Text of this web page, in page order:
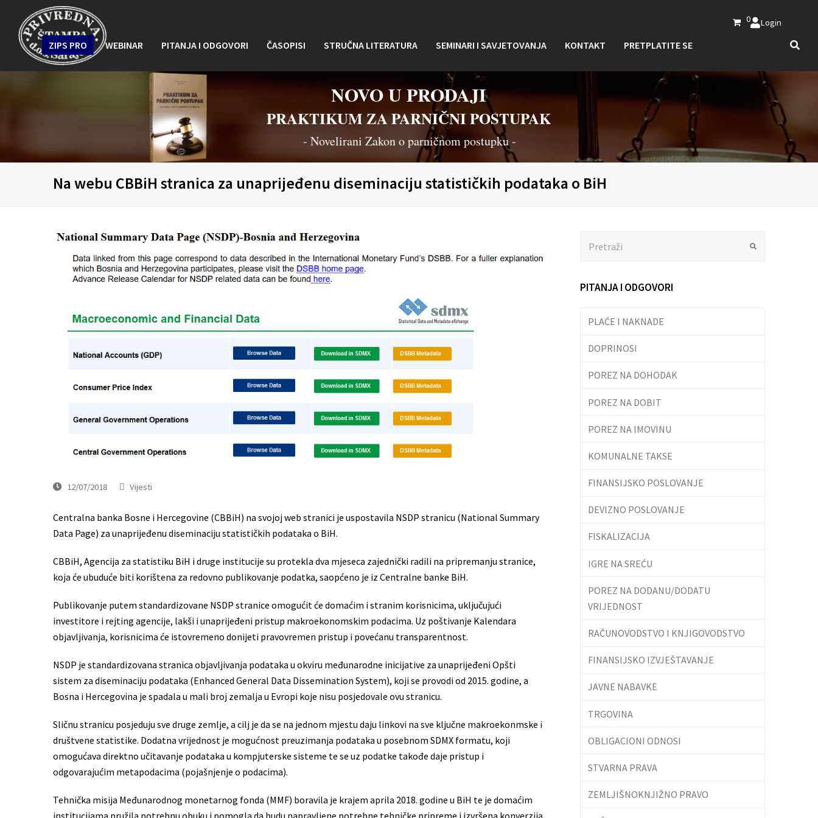
0 Login
ZIPS PRO WEBINAR PITANJA I ODGOVORI ČASOPISI STRUČNA LITERATURA SEMINARI I SAVJETOVANJA KONTAKT PRETPLATITE SE
NOVO U PRODAJI
PRAKTIKUM ZA PARNIČNI POSTUPAK
- Novelirani Zakon o parničnom postupku -
Na webu CBBiH stranica za unaprijeđenu diseminaciju statističkih podataka o BiH
12/07/2018 Vijesti
Centralna banka Bosne i Hercegovine (CBBiH) na svojoj web stranici je uspostavila NSDP stranicu (National Summary
Data Page) za unaprijeđenu diseminaciju statističkih podataka o BiH.
CBBiH, Agencija za statistiku BiH i druge institucije su protekla dva mjeseca zajednički radili na pripremanju stranice,
koja će ubuduće biti korištena za redovno publikovanje podatka, saopćeno je iz Centralne banke BiH.
Publikovanje putem standardizovane NSDP stranice omogućit će domaćim i stranim korisnicima, uključujući
investitore i rejting agencije, lakši i unaprijeđeni pristup makroekonomskim podacima. Uz poštivanje Kalendara
objavljivanja, korisnicima će istovremeno donijeti pravovremen pristup i povećanu transparentnost.
NSDP je standardizovana stranica objavljivanja podataka u okviru međunarodne inicijative za unaprijeđeni Opšti
sistem za diseminaciju podataka (Enhanced General Data Dissemination System), koji se provodi od 2015. godine, a
Bosna i Hercegovina je spadala u mali broj zemalja u Evropi koje nisu posjedovale ovu stranicu.
Sličnu stranicu posjeduju sve druge zemlje, a cilj je da se na jednom mjestu daju linkovi na sve ključne makroekonmske i
društvene statistike. Dodatna vrijednost je mogućnost preuzimanja podataka u posebnom SDMX formatu, koji
omogućava direktno učitavanje podataka u kompjuterske sisteme te se uz podatke takođe daje pristup i
odgovarajućim metapodacima (pojašnjenje o podacima).
Tehnička misija Međunarodnog monetarnog fonda (MMF) boravila je krajem aprila 2018. godine u BiH te je domaćim
institucijama pružila potrebnu obuku i pomogla da budu napravljene potrebne tehničke pripreme i izvršena konverzija
PITANJA I ODGOVORI
PLAĆE I NAKNADE
DOPRINOSI
POREZ NA DOHODAK
POREZ NA DOBIT
POREZ NA IMOVINU
KOMUNALNE TAKSE
FINANSIJSKO POSLOVANJE
DEVIZNO POSLOVANJE
FISKALIZACIJA
IGRE NA SREĆU
POREZ NA DODANU/DODATU
VRIJEDNOST
RAČUNOVODSTVO I KNJIGOVODSTVO
FINANSIJSKO IZVJEŠTAVANJE
JAVNE NABAVKE
TRGOVINA
OBLIGACIONI ODNOSI
STVARNA PRAVA
ZEMLJIŠNOKNJIŽNO PRAVO